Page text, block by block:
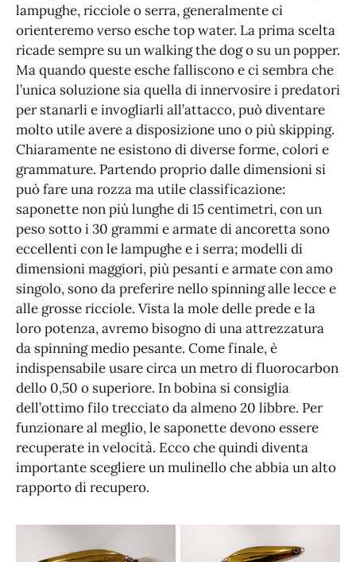
lampughe, ricciole o serra, generalmente ci
orienteremo verso esche top water. La prima scelta
ricade sempre su un walking the dog o su un popper.
Ma quando queste esche falliscono e ci sembra che
l’unica soluzione sia quella di innervosire i predatori
per stanarli e invogliarli all’attacco, può diventare
molto utile avere a disposizione uno o più skipping.
Chiaramente ne esistono di diverse forme, colori e
grammature. Partendo proprio dalle dimensioni si
può fare una rozza ma utile classificazione:
saponette non più lunghe di 15 centimetri, con un
peso sotto i 30 grammi e armate di ancoretta sono
eccellenti con le lampughe e i serra; modelli di
dimensioni maggiori, più pesanti e armate con amo
singolo, sono da preferire nello spinning alle lecce e
alle grosse ricciole. Vista la mole delle prede e la
loro potenza, avremo bisogno di una attrezzatura
da spinning medio pesante. Come finale, è
indispensabile usare circa un metro di fluorocarbon
dello 0,50 o superiore. In bobina si consiglia
dell’ottimo filo trecciato da almeno 20 libbre. Per
funzionare al meglio, le saponette devono essere
recuperate in velocità. Ecco che quindi diventa
importante scegliere un mulinello che abbia un alto
rapporto di recupero.